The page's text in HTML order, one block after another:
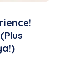
Filler